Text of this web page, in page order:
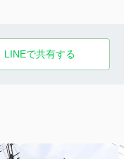
LINEで共有する